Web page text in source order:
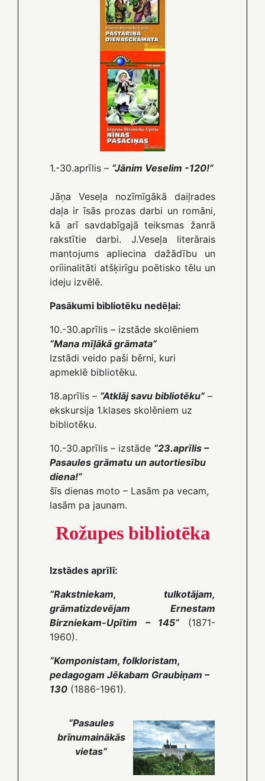
1.-30.aprīlis – “Jānim Veselim -120!”
Jāņa Veseļa nozīmīgākā daiļrades
daļa ir īsās prozas darbi un romāni,
kā arī savdabīgajā teiksmas žanrā
rakstītie darbi. J.Veseļa literārais
mantojums apliecina dažādību un
oriìinalitāti atšķirīgu poētisko tēlu un
ideju izvēlē.
Pasākumi bibliotēku nedēļai:
10.-30.aprīlis – izstāde skolēniem
“Mana mīļākā grāmata”
Izstādi veido paši bērni, kuri
apmeklē bibliotēku.
18.aprīlis – “Atklāj savu bibliotēku” –
ekskursija 1.klases skolēniem uz
bibliotēku.
10.-30.aprīlis – izstāde “23.aprīlis –
Pasaules grāmatu un autortiesību
diena!”
šīs dienas moto – Lasām pa vecam,
lasām pa jaunam.
Rožupes bibliotēka
Izstādes aprīlī:
“Rakstniekam, tulkotājam,
grāmatizdevējam Ernestam
Birzniekam-Upītim – 145” (1871-
1960).
“Komponistam, folkloristam,
pedagogam Jēkabam Graubiņam –
130 (1886-1961).
“Pasaules
brīnumainākās
vietas”